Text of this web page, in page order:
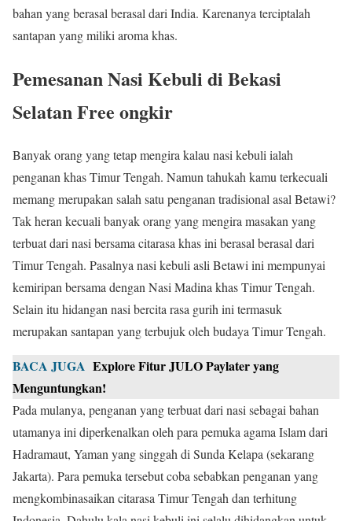
bahan yang berasal berasal dari India. Karenanya terciptalah
santapan yang miliki aroma khas.
Pemesanan Nasi Kebuli di Bekasi
Selatan Free ongkir
Banyak orang yang tetap mengira kalau nasi kebuli ialah
penganan khas Timur Tengah. Namun tahukah kamu terkecuali
memang merupakan salah satu penganan tradisional asal Betawi?
Tak heran kecuali banyak orang yang mengira masakan yang
terbuat dari nasi bersama citarasa khas ini berasal berasal dari
Timur Tengah. Pasalnya nasi kebuli asli Betawi ini mempunyai
kemiripan bersama dengan Nasi Madina khas Timur Tengah.
Selain itu hidangan nasi bercita rasa gurih ini termasuk
merupakan santapan yang terbujuk oleh budaya Timur Tengah.
BACA JUGA Explore Fitur JULO Paylater yang
Menguntungkan!
Pada mulanya, penganan yang terbuat dari nasi sebagai bahan
utamanya ini diperkenalkan oleh para pemuka agama Islam dari
Hadramaut, Yaman yang singgah di Sunda Kelapa (sekarang
Jakarta). Para pemuka tersebut coba sebabkan penganan yang
mengkombinasaikan citarasa Timur Tengah dan terhitung